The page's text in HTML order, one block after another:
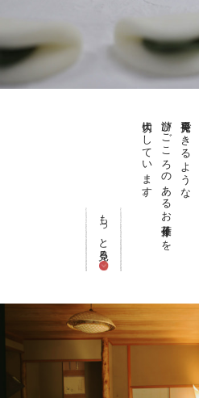
再発見できるような
游びごころのあるお菓子作りを
大切にしています。
もっと見る